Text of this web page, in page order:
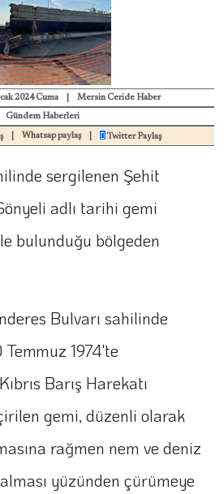
2024 Cuma Mersin Ceride Haber
Gündem Haberleri
Whatsap paylaş Twitter Paylaş
sergilenen Şehit
adlı tarihi gemi
bulunduğu bölgeden
Bulvarı sahilinde
1974'te
Barış Harekatı
gemi, düzenli olarak
rağmen nem ve deniz
yüzünden çürümeye